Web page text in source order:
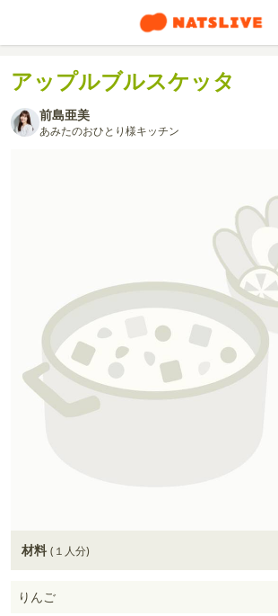
アップルブルスケッタ
前島亜美
あみたのおひとり様キッチン
材料 (１人分)
りんご